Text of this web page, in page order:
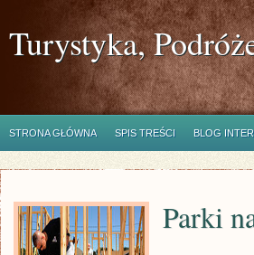
Turystyka,
STRONA GŁÓWNA SPIS TREŚCI BLOG
Parki